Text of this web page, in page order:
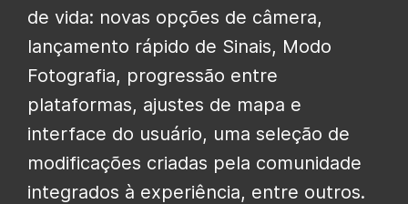
de vida: novas opções de câmera,
lançamento rápido de Sinais, Modo
Fotografia, progressão entre
plataformas, ajustes de mapa e
interface do usuário, uma seleção de
modificações criadas pela comunidade
integrados à experiência, entre outros.